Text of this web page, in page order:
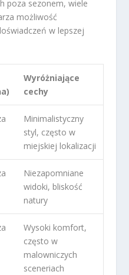
poza sezonem, wiele
możliwość
w lepszej
Wyróżniające
cechy
Minimalistyczny
styl, często w
miejskiej lokalizacji
Niezapomniane
widoki, bliskość
natury
Wysoki komfort,
często w
malowniczych
sceneriach